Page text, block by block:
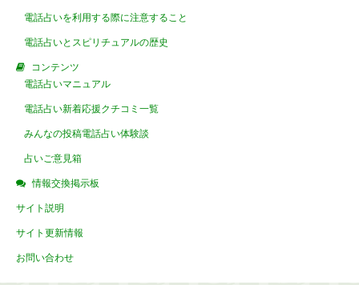
電話占いを利用する際に注意すること
電話占いとスピリチュアルの歴史
コンテンツ
電話占いマニュアル
電話占い新着応援クチコミ一覧
みんなの投稿電話占い体験談
占いご意見箱
情報交換掲示板
サイト説明
サイト更新情報
お問い合わせ